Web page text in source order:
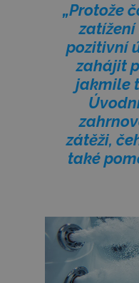
„Protože
pozitivní
zahájit
jakmile
zátěži,
také